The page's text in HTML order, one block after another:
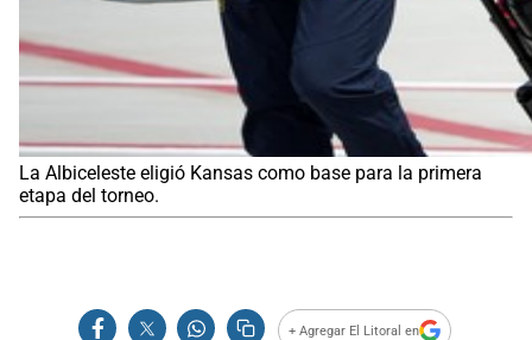
La Albiceleste eligió Kansas como base para la primera
etapa del torneo.
+ Agregar El Litoral en